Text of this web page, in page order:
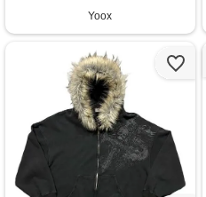
Yoox